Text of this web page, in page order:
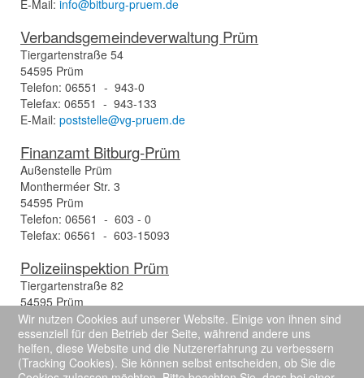
E-Mail: info@bitburg-pruem.de
Verbandsgemeindeverwaltung Prüm
Tiergartenstraße 54
54595 Prüm
Telefon: 06551 - 943-0
Telefax: 06551 - 943-133
E-Mail: poststelle@vg-pruem.de
Finanzamt Bitburg-Prüm
Außenstelle Prüm
Montherméer Str. 3
54595 Prüm
Telefon: 06561 - 603 - 0
Telefax: 06561 - 603-15093
Polizeiinspektion Prüm
Tiergartenstraße 82
54595 Prüm
Telefon: 06551 - 942 0
Telefax: 06551 - 942 50
E-Mail:pipruem.dgl@polizei.rlp.de
Wir nutzen Cookies auf unserer Website. Einige von ihnen sind
essenziell für den Betrieb der Seite, während andere uns
helfen, diese Website und die Nutzererfahrung zu verbessern
(Tracking Cookies). Sie können selbst entscheiden, ob Sie die